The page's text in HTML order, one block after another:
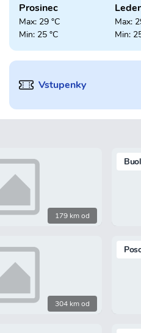
Prosinec
Max: 29 °C
Min: 25 °C
Max:
Min:
Vstupenky
179 km od
Buol
304 km od